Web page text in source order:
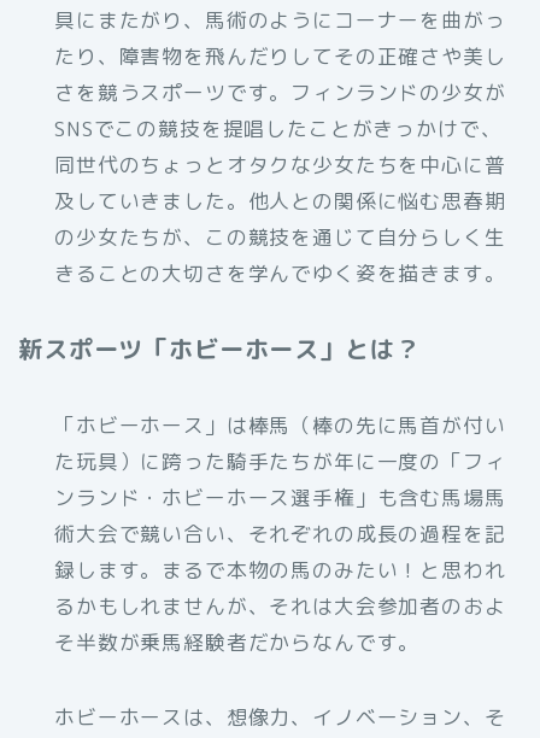
具にまたがり、馬術のようにコーナーを曲がっ
たり、障害物を飛んだりしてその正確さや美し
さを競うスポーツです。フィンランドの少女が
SNSでこの競技を提唱したことがきっかけで、
同世代のちょっとオタクな少女たちを中心に普
及していきました。他人との関係に悩む思春期
の少女たちが、この競技を通じて自分らしく生
きることの大切さを学んでゆく姿を描きます。
新スポーツ「ホビーホース」とは？
「ホビーホース」は棒馬（棒の先に馬首が付い
た玩具）に跨った騎手たちが年に一度の「フィ
ンランド・ホビーホース選手権」も含む馬場馬
術大会で競い合い、それぞれの成長の過程を記
録します。まるで本物の馬のみたい！と思われ
るかもしれませんが、それは大会参加者のおよ
そ半数が乗馬経験者だからなんです。
ホビーホースは、想像力、イノベーション、そ